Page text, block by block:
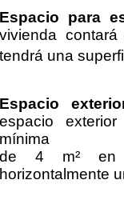
Espacio para
vivienda
tendrá una
Espacio
espacio
mínima
de 4 m² en
horizontalmente